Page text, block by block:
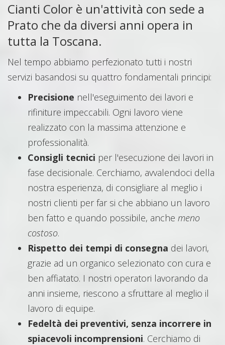
Cianti Color è un'attività con sede a
Prato che da diversi anni opera in
tutta la Toscana.
Nel tempo abbiamo perfezionato tutti i nostri
servizi basandosi su quattro fondamentali principi:
Precisione nell'eseguimento dei lavori e
rifiniture impeccabili. Ogni lavoro viene
realizzato con la massima attenzione e
professionalità.
Consigli tecnici per l'esecuzione dei lavori in
fase decisionale. Cerchiamo, avvalendoci della
nostra esperienza, di consigliare al meglio i
nostri clienti per far si che abbiano un lavoro
ben fatto e quando possibile, anche meno
costoso.
Rispetto dei tempi di consegna dei lavori,
grazie ad un organico selezionato con cura e
ben affiatato. I nostri operatori lavorando da
anni insieme, riescono a sfruttare al meglio il
lavoro di equipe.
Fedeltà dei preventivi, senza incorrere in
spiacevoli incomprensioni. Cerchiamo di